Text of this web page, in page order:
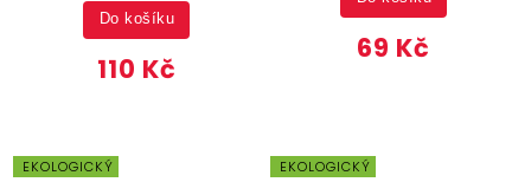
110 Kč
Do košíku
69 Kč
EKOLOGICKÝ EKOLOGICKÝ